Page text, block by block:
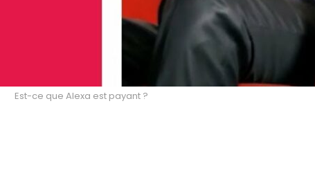
Est-ce que Alexa est payant ?